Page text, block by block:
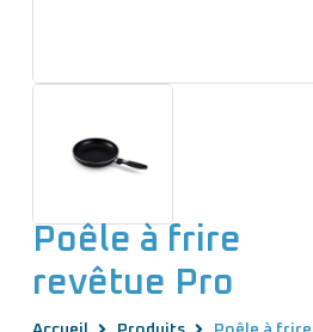
Poêle à frire
revêtue Pro